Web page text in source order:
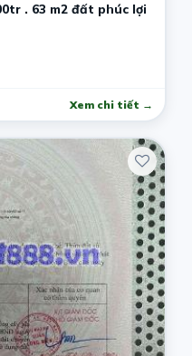
. 63 m2 đất phúc lợi
Xem chi tiết →